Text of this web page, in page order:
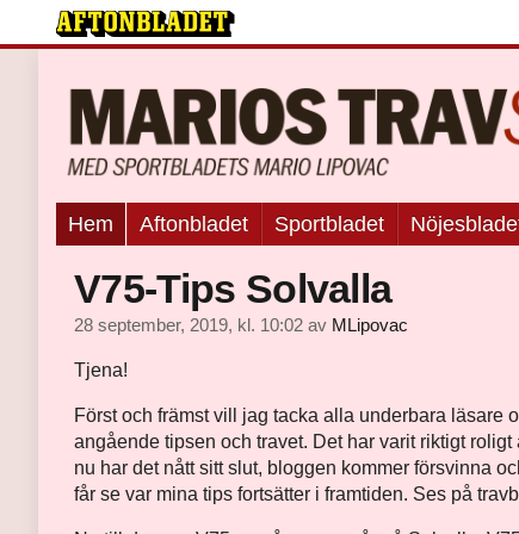
Hem Aftonbladet Sportbladet
V75-Tips Solvalla
28 september, 2019, kl. 10:02 av MLipovac
Tjena!
Först och främst vill jag tacka alla underbara läsare
angående tipsen och travet. Det har varit riktigt
nu har det nått sitt slut, bloggen kommer försvinna
får se var mina tips fortsätter i framtiden. Ses på